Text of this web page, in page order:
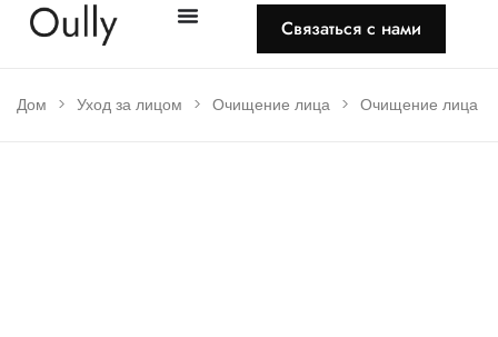
Связаться с нами
Дом > Уход за лицом > Очищение лица > Очищение лица